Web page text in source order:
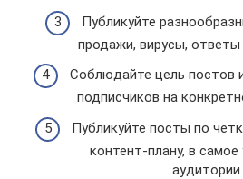
Публикуйте
продажи, вирусы,
Соблюдайте цель постов
подписчиков на
Публикуйте посты по
контент-плану, в
аудитории